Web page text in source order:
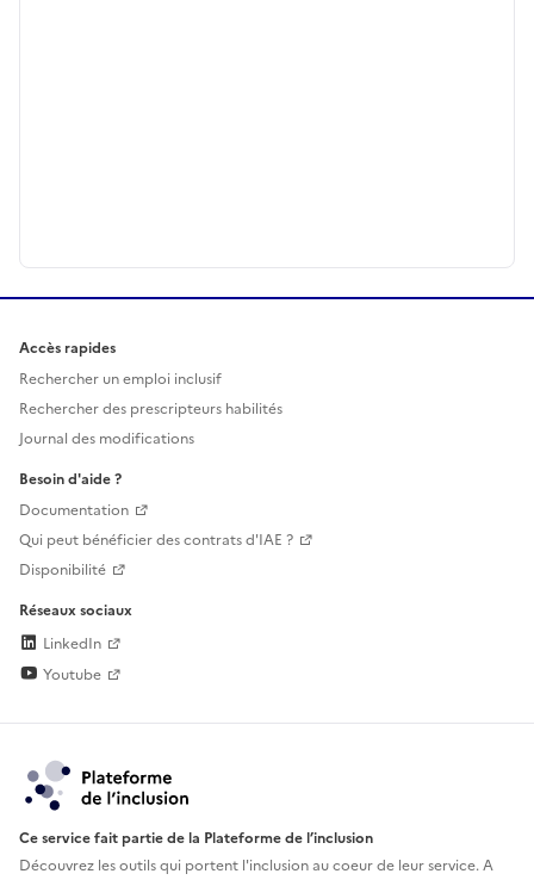
Accès rapides
Rechercher un emploi inclusif
Rechercher des prescripteurs habilités
Journal des modifications
Besoin d'aide ?
Documentation
Qui peut bénéficier des contrats d'IAE ?
Disponibilité
Réseaux sociaux
LinkedIn
Youtube
Ce service fait partie de la Plateforme de l’inclusion
Découvrez les outils qui portent l'inclusion aucoeur de leur service. A